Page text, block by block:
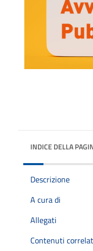
INDICE DELLA
Descrizione
A cura di
Allegati
Contenuti